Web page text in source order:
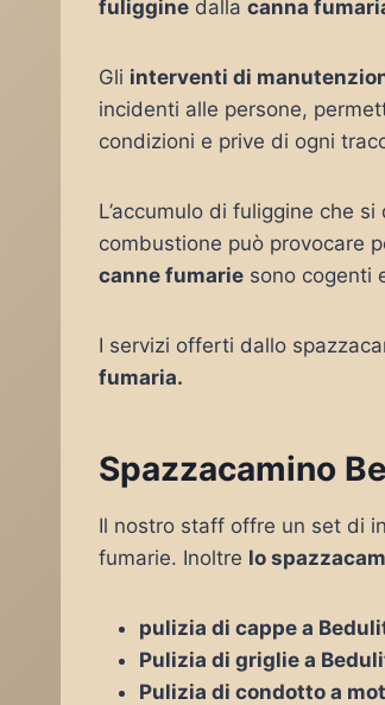
fuliggine dalla canna
Gli interventi di
incidenti alle persone,
condizioni e prive di ogni
L’accumulo di fuliggine che
combustione può provocare
canne fumarie sono cogenti
I servizi offerti dallo
fumaria.
Spazzacamino
Il nostro staff offre un set di
fumarie. Inoltre lo
pulizia di cappe a
Pulizia di griglie a
Pulizia di condotto a